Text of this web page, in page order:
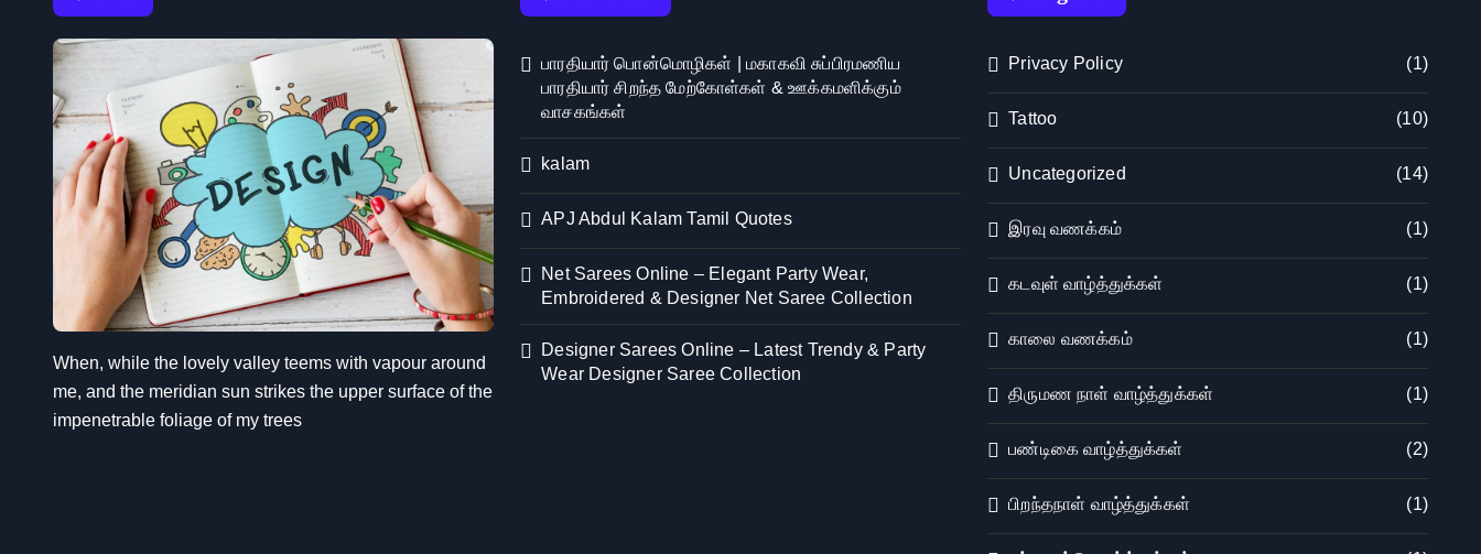
When, while the lovely valley teems with vapour around
me, and the meridian sun strikes the upper surface of the
impenetrable foliage of my trees
பாரதியார் பொன்மொழிகள் | மகாகவி சுப்பிரமணிய
பாரதியார் சிறந்த மேற்கோள்கள் & ஊக்கமளிக்கும்
வாசகங்கள்
kalam
APJ Abdul Kalam Tamil Quotes
Net Sarees Online – Elegant Party Wear,
Embroidered & Designer Net Saree Collection
Designer Sarees Online – Latest Trendy & Party
Wear Designer Saree Collection
Privacy Policy (1)
Tattoo (10)
Uncategorized (14)
இரவு வணக்கம் (1)
கடவுள் வாழ்த்துக்கள் (1)
காலை வணக்கம் (1)
திருமண நாள் வாழ்த்துக்கள் (1)
பண்டிகை வாழ்த்துக்கள் (2)
பிறந்தநாள் வாழ்த்துக்கள் (1)